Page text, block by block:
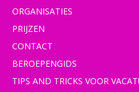
ORGANISATIES
PRIJZEN
CONTACT
BEROEPENGIDS
TIPS AND TRICKS VOOR